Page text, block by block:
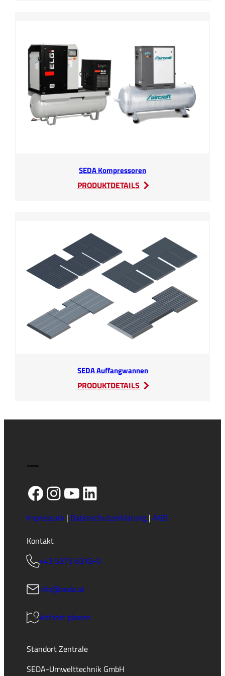
SEDA Kompressoren
PRODUKTDETAILS
:
SEDA Auffangwannen
PRODUKTDETAILS
:
Facebook
Instagram
YouTube
LinkedIn
Impressum| Datenschutzerklärung| AGB
Kontakt
+43 5375 6318-0
info@seda.at
Anfahrt planen
Standort Zentrale
SEDA-Umwelttechnik GmbH